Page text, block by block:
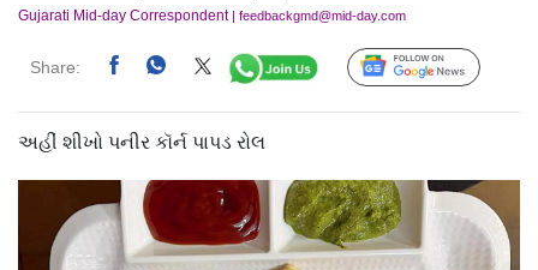
Gujarati Mid-day Correspondent| feedbackgmd@mid-day.com
Share: Follow Us
અહીં શીખો પનીર કૉર્ન પાપડ રોલ